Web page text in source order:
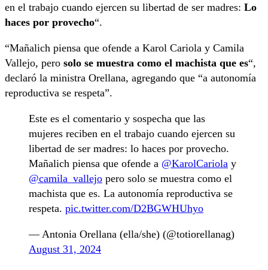
en el trabajo cuando ejercen su libertad de ser madres: Lo
haces por provecho“.
“Mañalich piensa que ofende a Karol Cariola y Camila
Vallejo, pero solo se muestra como el machista que es“,
declaró la ministra Orellana, agregando que “a autonomía
reproductiva se respeta”.
Este es el comentario y sospecha que las
mujeres reciben en el trabajo cuando ejercen su
libertad de ser madres: lo haces por provecho.
Mañalich piensa que ofende a @KarolCariola y
@camila_vallejo pero solo se muestra como el
machista que es. La autonomía reproductiva se
respeta. pic.twitter.com/D2BGWHUhyo
— Antonia Orellana (ella/she) (@totiorellanag)
August 31, 2024